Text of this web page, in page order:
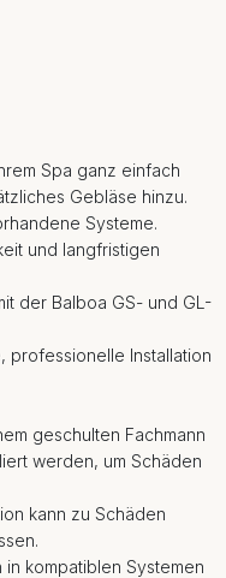
Spa ganz einfach
Gebläse hinzu.
Systeme.
und langfristigen
der Balboa GS- und GL-
professionelle Installation
geschulten Fachmann
werden, um Schäden
kann zu Schäden
kompatiblen Systemen